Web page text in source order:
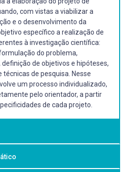
com vistas a viabilizar a
e o desenvolvimento da
específico a realização de
à investigação científica:
do problema,
de objetivos e hipóteses,
de pesquisa. Nesse
um processo individualizado,
pelo orientador, a partir
de cada projeto.